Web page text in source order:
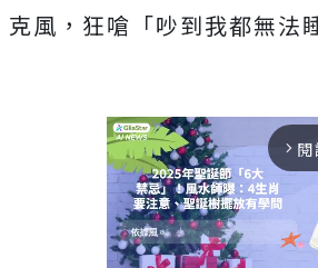
克風，狂嗆「吵到我都無法
arrow_forward_ios